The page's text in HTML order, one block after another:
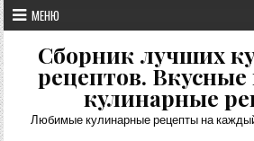
Перейти
к
содержимому
МЕНЮ
Сборник лучших
рецептов.
кулинарные
Любимые кулинарные рецепты на